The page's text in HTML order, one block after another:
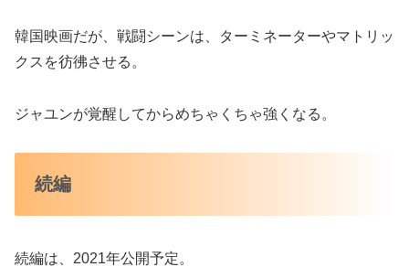
韓国映画だが、戦闘シーンは、ターミネーターやマトリッ
クスを彷彿させる。
ジャユンが覚醒してからめちゃくちゃ強くなる。
続編
続編は、2021年公開予定。